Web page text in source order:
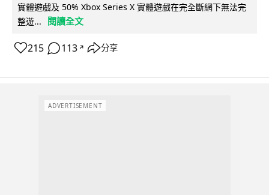
實體遊戲及 50% Xbox Series X 實體遊戲在完全斷網下無法完
整遊...
閱讀全文
215 113 ↗ 分享
ADVERTISEMENT